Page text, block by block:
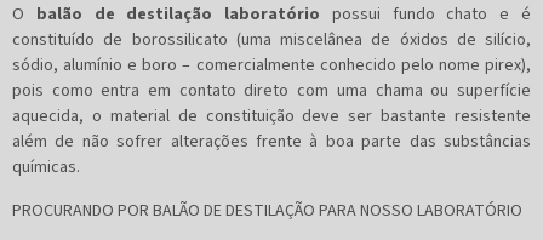
O balão de destilação laboratório possui fundo chato e é
constituído de borossilicato (uma miscelânea de óxidos de silício,
sódio, alumínio e boro – comercialmente conhecido pelo nome pirex),
pois como entra em contato direto com uma chama ou superfície
aquecida, o material de constituição deve ser bastante resistente
além de não sofrer alterações frente à boa parte das substâncias
químicas.
PROCURANDO POR BALÃO DE DESTILAÇÃO PARA NOSSO LABORATÓRIO